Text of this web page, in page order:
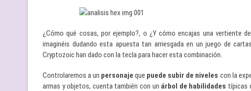
¿Cómo qué cosas, por ejemplo?, o ¿Y cómo encajas una vertiente
imaginéis dudando esta apuesta tan arriesgada en un juego de
Cryptozoic han dado con la tecla para hacer esta combinación.
Controlaremos a un personaje que puede subir de niveles con la
armas y objetos, cuenta también con un árbol de habilidades típicas